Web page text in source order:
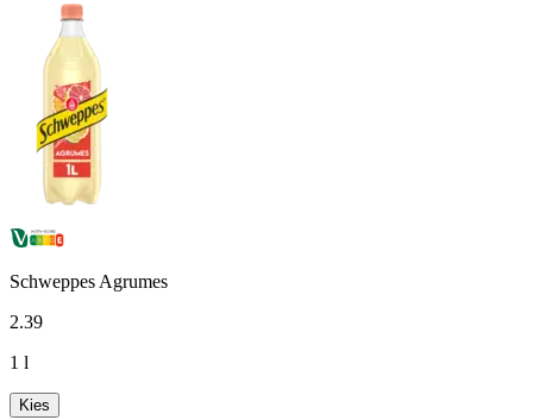
Schweppes Agrumes
2.39
1 l
Kies